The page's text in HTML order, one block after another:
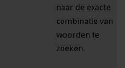
naar de exacte
combinatie van
woorden te
zoeken.